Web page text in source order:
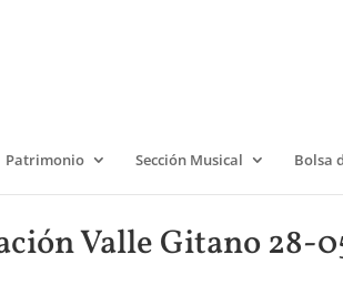
Patrimonio Sección Musical Bolsa
Valle Gitano 28-